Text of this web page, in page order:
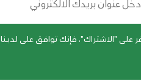
على "الاشتراك"، فإنك توافق على لدينا